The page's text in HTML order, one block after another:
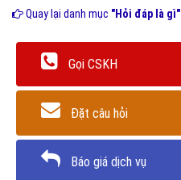
Quay lại danh mục "Hỏi đáp là gì"
Gọi CSKH
Đặt câu hỏi
Báo giá dịch vụ